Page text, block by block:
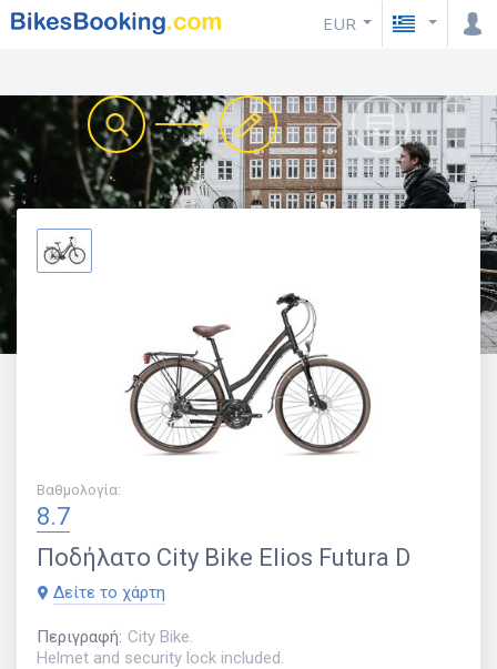
EUR
Βαθμολογία:
8.7
Ποδήλατο City Bike Elios Futura D
Δείτε το χάρτη
Περιγραφή: City Bike.
Helmet and security lock included.